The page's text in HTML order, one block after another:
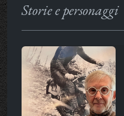
Storie e personaggi